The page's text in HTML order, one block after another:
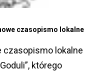
czasopismo lokalne
czasopismo lokalne
którego